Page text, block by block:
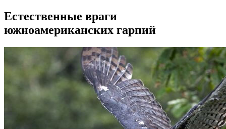
Естественные враги
южноамериканских гарпий